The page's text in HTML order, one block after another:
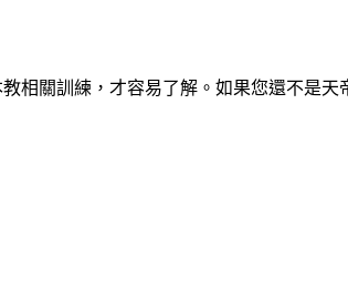
相關訓練，才容易了解。如果您還不是天